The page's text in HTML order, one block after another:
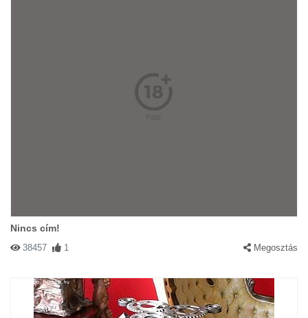
Nincs cím!
38457 1 Megosztás